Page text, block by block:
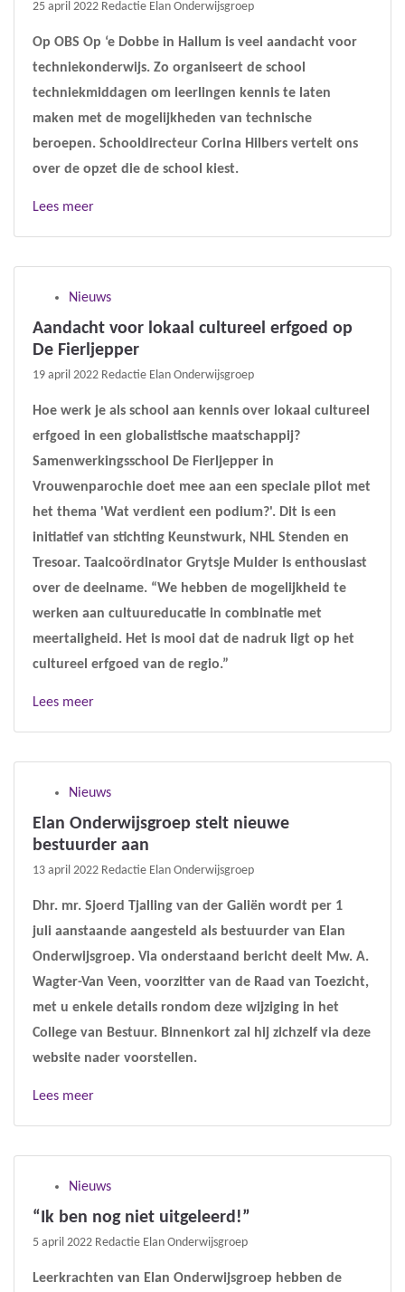
25 april 2022 Redactie Elan Onderwijsgroep
Op OBS Op ‘e Dobbe in Hallum is veel aandacht voor
techniekonderwijs. Zo organiseert de school
techniekmiddagen om leerlingen kennis te laten
maken met de mogelijkheden van technische
beroepen. Schooldirecteur Corina Hilbers vertelt ons
over de opzet die de school kiest.
Lees meer
Nieuws
Aandacht voor lokaal cultureel erfgoed op
De Fierljepper
19 april 2022 Redactie Elan Onderwijsgroep
Hoe werk je als school aan kennis over lokaal cultureel
erfgoed in een globalistische maatschappij?
Samenwerkingsschool De Fierljepper in
Vrouwenparochie doet mee aan een speciale pilot met
het thema 'Wat verdient een podium?'. Dit is een
initiatief van stichting Keunstwurk, NHL Stenden en
Tresoar. Taalcoördinator Grytsje Mulder is enthousiast
over de deelname. “We hebben de mogelijkheid te
werken aan cultuureducatie in combinatie met
meertaligheid. Het is mooi dat de nadruk ligt op het
cultureel erfgoed van de regio.”
Lees meer
Nieuws
Elan Onderwijsgroep stelt nieuwe
bestuurder aan
13 april 2022 Redactie Elan Onderwijsgroep
Dhr. mr. Sjoerd Tjalling van der Galiën wordt per 1
juli aanstaande aangesteld als bestuurder van Elan
Onderwijsgroep. Via onderstaand bericht deelt Mw. A.
Wagter-Van Veen, voorzitter van de Raad van Toezicht,
met u enkele details rondom deze wijziging in het
College van Bestuur. Binnenkort zal hij zichzelf via deze
website nader voorstellen.
Lees meer
Nieuws
“Ik ben nog niet uitgeleerd!”
5 april 2022 Redactie Elan Onderwijsgroep
Leerkrachten van Elan Onderwijsgroep hebben de